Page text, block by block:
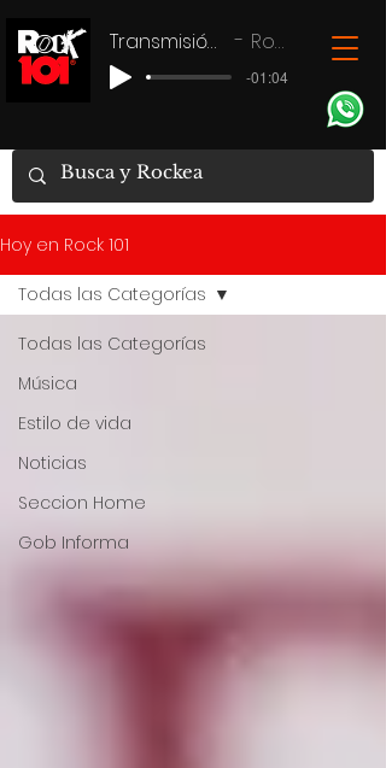
Transmisión en vivo Rock 101
-01:04
Hoy en Rock 101
Todas las Categorías
Música
Estilo de vida
Noticias
Seccion Home
Gob Informa
Todas las Categorías